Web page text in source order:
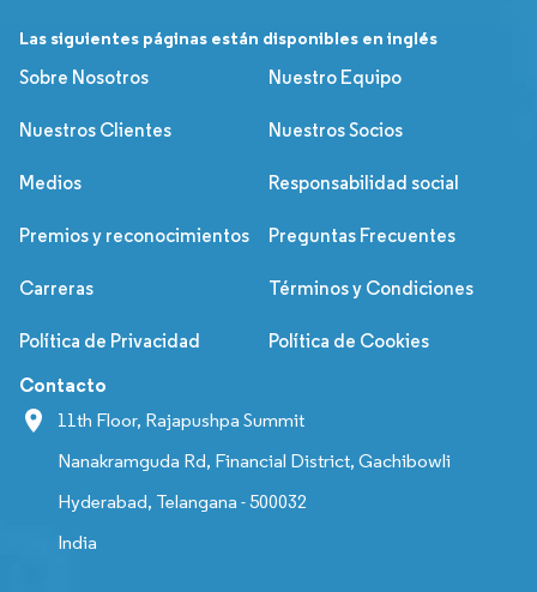
Las siguientes páginas están disponibles en inglés
Sobre Nosotros
Nuestro Equipo
Nuestros Clientes Nuestros Socios
Medios Responsabilidad social
Premios y reconocimientos Preguntas Frecuentes
Carreras Términos y Condiciones
Política de Privacidad Política de Cookies
Contacto
11th Floor, Rajapushpa Summit
Nanakramguda Rd, Financial District, Gachibowli
Hyderabad, Telangana - 500032
India